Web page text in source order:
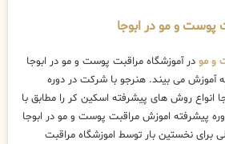
پوست و مو در ابوجا
و مو در آموزشگاه مراقبت پوست و مو در ابوجا
آموزش می بیند. هنرجو با شرکت در دوره
انواع روش های پیشرفته اسکین کر را مطابق با
پیشرفته اموزش مراقبت پوست و مو در ابوجا
برای نخستین بار توسط اموزشگاه مراقبت